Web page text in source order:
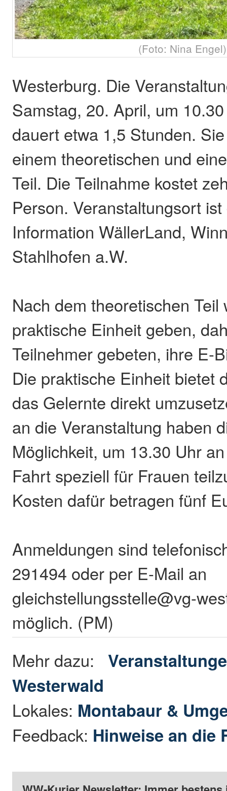
(Foto: Nina Engel)
Westerburg. Die
Samstag, 20. April, um
dauert etwa 1,5 Stunden.
einem theoretischen und
Teil. Die Teilnahme kostet
Person. Veranstaltungsort
Information WällerLand,
Stahlhofen a.W.
Nach dem theoretischen Teil
praktische Einheit geben,
Teilnehmer gebeten, ihre E-
Die praktische Einheit bietet
das Gelernte direkt
an die Veranstaltung haben
Möglichkeit, um 13.30 Uhr
Fahrt speziell für Frauen
Kosten dafür betragen fünf
Anmeldungen sind
291494 oder per E-Mail an
gleichstellungsstelle@vg-
möglich. (PM)
Mehr dazu:
Westerwald
Lokales: Montabaur &
Feedback: Hinweise an die